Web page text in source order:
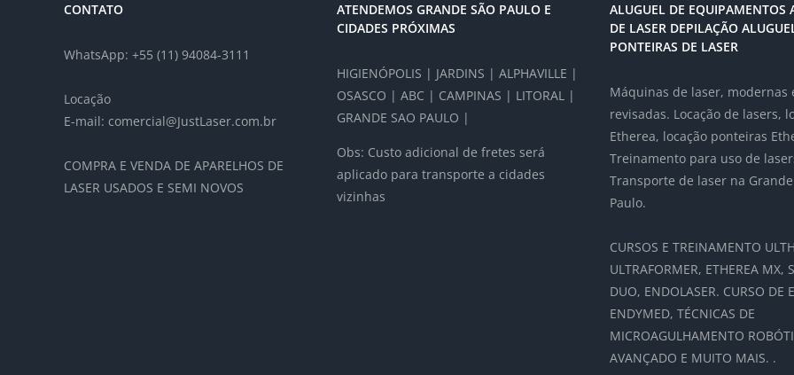
CONTATO
WhatsApp: +55 (11) 94084-3111
Locação
E-mail: comercial@JustLaser.com.br
COMPRA E VENDA DE APARELHOS DE
LASER USADOS E SEMI NOVOS
ATENDEMOS GRANDE SÃO PAULO E
CIDADES PRÓXIMAS
HIGIENÓPOLIS | JARDINS | ALPHAVILLE |
OSASCO | ABC | CAMPINAS | LITORAL |
GRANDE SAO PAULO |
Obs: Custo adicional de fretes será
aplicado para transporte a cidades
vizinhas
ALUGUEL DE EQUIPAMENTOS
DE LASER DEPILAÇÃO
PONTEIRAS DE LASER
Máquinas de laser, modernas
revisadas. Locação de lasers,
Etherea, locação ponteiras
Treinamento para uso de
Transporte de laser na Grande
Paulo.
CURSOS E TREINAMENTO
ULTRAFORMER, ETHEREA MX,
DUO, ENDOLASER. CURSO DE
ENDYMED, TÉCNICAS DE
MICROAGULHAMENTO
AVANÇADO E MUITO MAIS. .